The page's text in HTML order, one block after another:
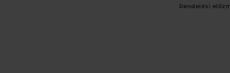
Rendelési